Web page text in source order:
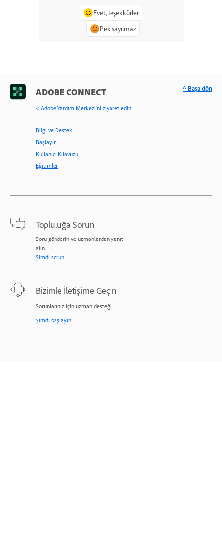
Evet, teşekkürler
Pek sayılmaz
ADOBE CONNECT
< Adobe Yardım Merkezi'ni ziyaret edin
Bilgi ve Destek
Başlayın
Kullanıcı Kılavuzu
Eğitimler
Topluluğa Sorun
Soru gönderin ve uzmanlardan yanıt
alın.
Şimdi sorun
Bizimle İletişime Geçin
Sorunlarınız için uzman desteği.
Şimdi başlayın
^ Başa dön